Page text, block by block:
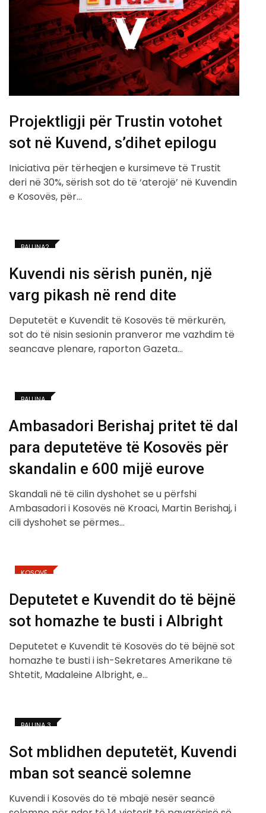
Projektligji për Trustin votohet
sot në Kuvend, s’dihet epilogu
Iniciativa për tërheqjen e kursimeve të Trustit
deri në 30%, sërish sot do të ‘aterojë’ në Kuvendin
e Kosovës, për…
BALLINA2
Kuvendi nis sërish punën, një
varg pikash në rend dite
Deputetët e Kuvendit të Kosovës të mërkurën,
sot do të nisin sesionin pranveror me vazhdim të
seancave plenare, raporton Gazeta…
BALLINA
Ambasadori Berishaj pritet të dal
para deputetëve të Kosovës për
skandalin e 600 mijë eurove
Skandali në të cilin dyshohet se u përfshi
Ambasadori i Kosovës në Kroaci, Martin Berishaj, i
cili dyshohet se përmes…
KOSOVË
Deputetet e Kuvendit do të bëjnë
sot homazhe te busti i Albright
Deputetet e Kuvendit të Kosovës do të bëjnë sot
homazhe te busti i ish-Sekretares Amerikane të
Shtetit, Madaleine Albright, e…
BALLINA 3
Sot mblidhen deputetët, Kuvendi
mban sot seancë solemne
Kuvendi i Kosovës do të mbajë nesër seancë